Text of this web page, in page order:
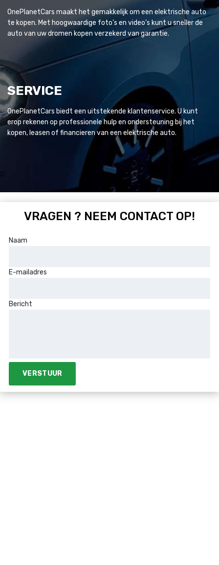
OnePlanetCars maakt het gemakkelijk om een elektrische auto
te kopen. Met hoogwaardige foto’s en video’s kunt u sneller de
auto van uw dromen kopen verzekerd van garantie.
SERVICE
OnePlanetCars biedt een uitstekende klantenservice. U kunt
erop rekenen op professionele hulp en ondersteuning bij het
kopen, leasen of financieren van een elektrische auto.
VRAGEN ? NEEM CONTACT OP!
Naam
E-mailadres
Bericht